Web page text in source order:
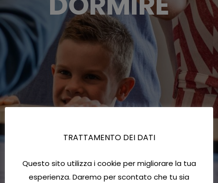
TRATTAMENTO DEI DATI
Questo sito utilizza i cookie per migliorare la tua
esperienza. Daremo per scontato che tu sia